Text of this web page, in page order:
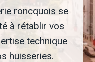
roncquois se
à rétablir vos
technique
huisseries.